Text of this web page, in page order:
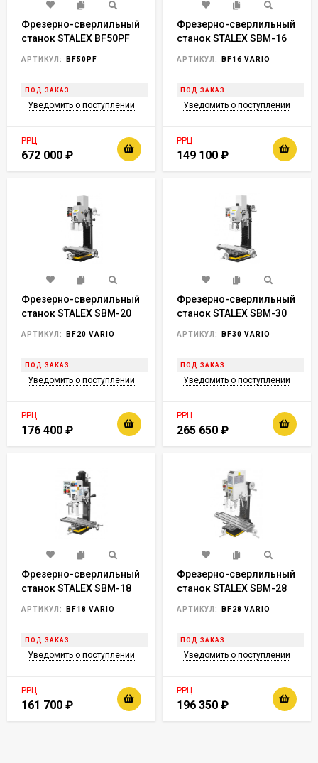
Фрезерно-сверлильный
станок STALEX BF50PF
АРТИКУЛ: BF50PF
ПОД ЗАКАЗ
Уведомить о поступлении
РРЦ
672 000 ₽
Фрезерно-сверлильный
станок STALEX SBM-16
АРТИКУЛ: BF16 VARIO
ПОД ЗАКАЗ
Уведомить о поступлении
РРЦ
149 100 ₽
Фрезерно-сверлильный
станок STALEX SBM-20
АРТИКУЛ: BF20 VARIO
ПОД ЗАКАЗ
Уведомить о поступлении
РРЦ
176 400 ₽
Фрезерно-сверлильный
станок STALEX SBM-30
АРТИКУЛ: BF30 VARIO
ПОД ЗАКАЗ
Уведомить о поступлении
РРЦ
265 650 ₽
Фрезерно-сверлильный
станок STALEX SBM-18
АРТИКУЛ: BF18 VARIO
ПОД ЗАКАЗ
Уведомить о поступлении
РРЦ
161 700 ₽
Фрезерно-сверлильный
станок STALEX SBM-28
АРТИКУЛ: BF28 VARIO
ПОД ЗАКАЗ
Уведомить о поступлении
РРЦ
196 350 ₽